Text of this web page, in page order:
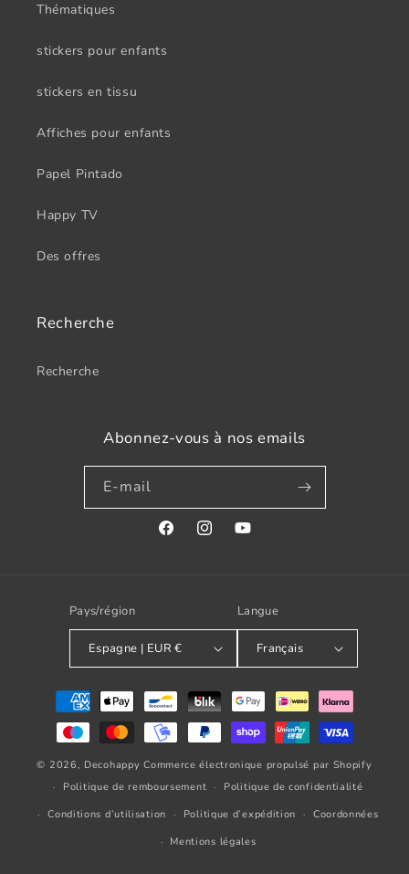
Thématiques
stickers pour enfants
stickers en tissu
Affiches pour enfants
Papel Pintado
Happy TV
Des offres
Recherche
Recherche
Abonnez-vous à nos emails
E-mail
FacebookInstagramYouTube
Pays/région
Espagne | EUR €
Langue
Français
Modes
paiement
© 2026, Decohappy Commerce électronique propulsé par Shopify
Politique de remboursement
Politique de confidentialité
Conditions d’utilisation
Politique d’expédition
Coordonnées
Mentions légales